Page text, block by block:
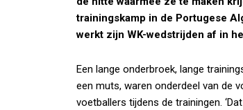
trainingskamp in de Portugese
werkt zijn WK-wedstrijden af in
Een lange onderbroek, lange
een muts, waren onderdeel van de
voetballers tijdens de trainingen.